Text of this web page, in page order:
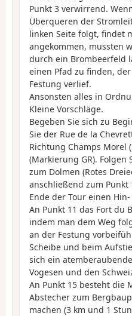
Punkt 3 verwirrend.
Überqueren der
linken Seite folgt, findet
angekommen, mussten
durch ein Brombeerfeld
einen Pfad zu finden,
Festung verlief.
Ansonsten alles in
Kleine Vorschläge.
Begeben Sie sich zu
Sie der Rue de la
Richtung Champs Morel
(Markierung GR). Folgen
zum Dolmen (Rotes
anschließend zum Punkt
Ende der Tour einen
An Punkt 11 das Fort du
indem man dem Weg
an der Festung
Scheibe und beim
sich ein
Vogesen und den
An Punkt 15 besteht die
Abstecher zum
machen (3 km und 1